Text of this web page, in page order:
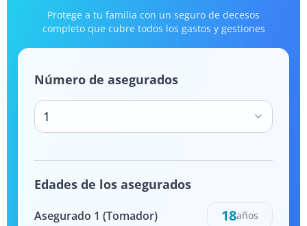
Protege a tu familia con un seguro de decesos
completo que cubre todos los gastos y gestiones
Número de asegurados
1
Edades de los asegurados
Asegurado 1 (Tomador) 18años